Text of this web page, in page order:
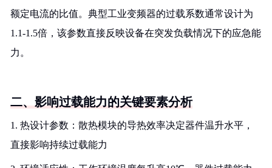
额定电流的比值。典型工业变频器的过载系数通常设计为
1.1-1.5倍，该参数直接反映设备在突发负载情况下的应急能
力。
二、影响过载能力的关键要素分析
1. 热设计参数：散热模块的导热效率决定器件温升水平，
直接影响持续过载能力